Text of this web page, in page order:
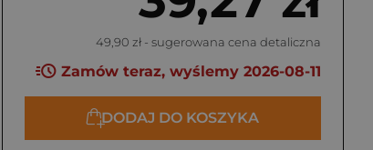
49,90 zł - sugerowana cena detaliczna
Zamów teraz, wyślemy 2026-08-11
DODAJ DO KOSZYKA